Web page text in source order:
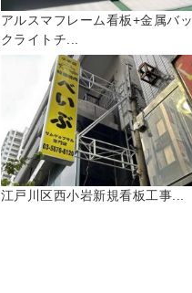
アルスマフレーム看板+金属バッ
クライトチ...
江戸川区西小岩新規看板工事...